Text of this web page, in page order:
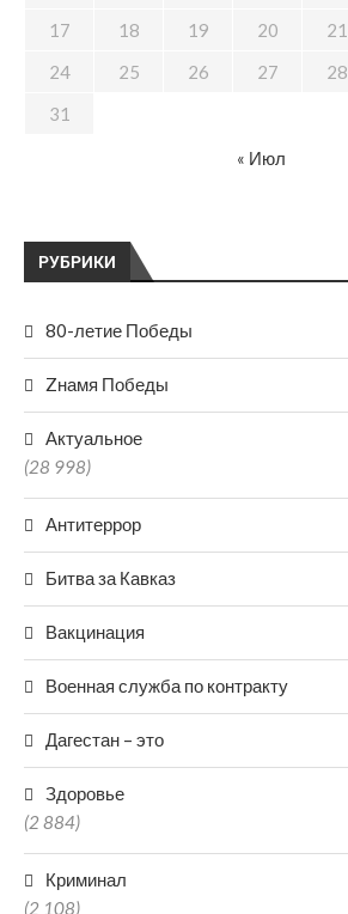
РУБРИКИ
80-летие Победы
Zнамя Победы
Актуальное
(28 998)
Антитеррор
Битва за Кавказ
Вакцинация
Военная служба по контракту
Дагестан – это
Здоровье
(2 884)
Криминал
(2 108)
17
18 19 20 21
24
25 26 27 28
31
« Июл